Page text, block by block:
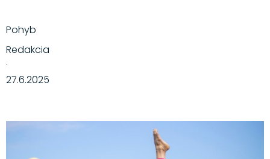
Pohyb
Redakcia
·
27.6.2025